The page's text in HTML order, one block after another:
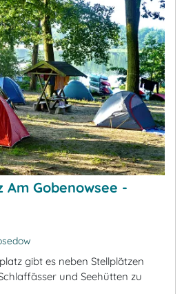
Am Gobenowsee -
gibt es neben Stellplätzen
und Seehütten zu